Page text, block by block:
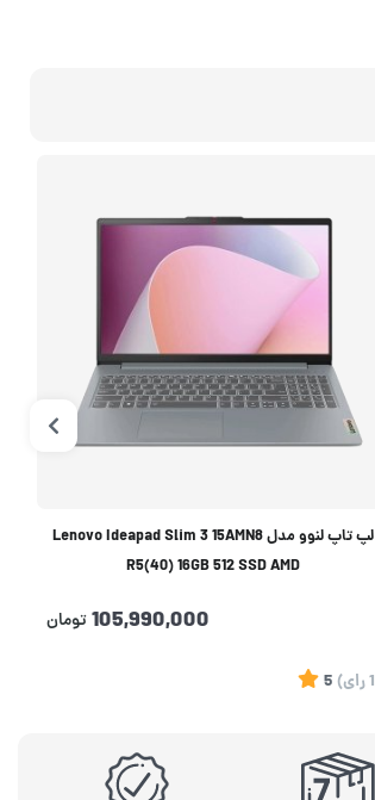
لپ تاپ لنوو مدل Lenovo Ideapad Slim 3 15AMN8
R5(40) 16GB 512 SSD AMD
105,990,000تومان
رای)
5